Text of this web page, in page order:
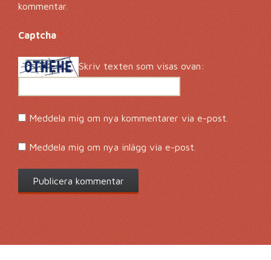
kommentar.
Captcha*
Skriv texten som visas ovan:
Meddela mig om nya kommentarer via e-post.
Meddela mig om nya inlägg via e-post.